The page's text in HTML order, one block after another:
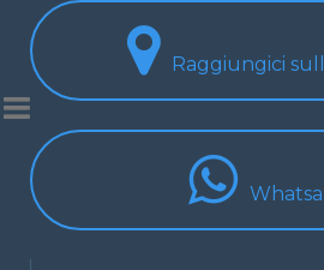
Raggiungici